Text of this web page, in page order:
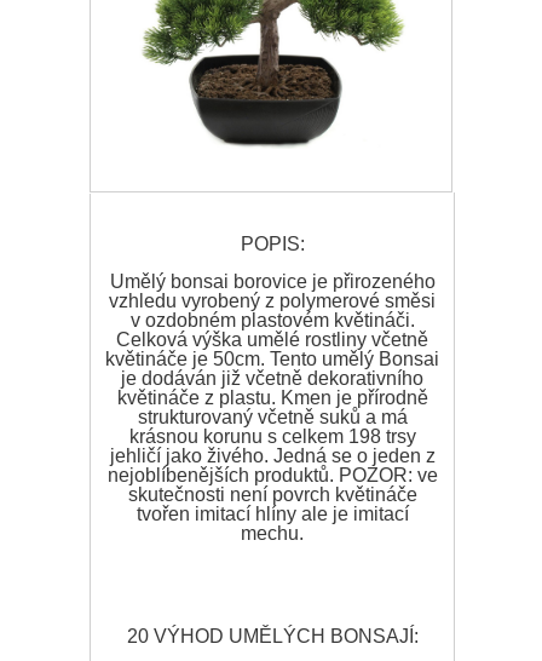
POPIS:
Umělý bonsai borovice je přirozeného
vzhledu vyrobený z polymerové směsi
v ozdobném plastovém květináči.
Celková výška umělé rostliny včetně
květináče je 50cm. Tento umělý Bonsai
je dodáván již včetně dekorativního
květináče z plastu. Kmen je přírodně
strukturovaný včetně suků a má
krásnou korunu s celkem 198 trsy
jehličí jako živého. Jedná se o jeden z
nejoblíbenějších produktů. POZOR: ve
skutečnosti není povrch květináče
tvořen imitací hlíny ale je imitací
mechu.
20 VÝHOD UMĚLÝCH BONSAJÍ: